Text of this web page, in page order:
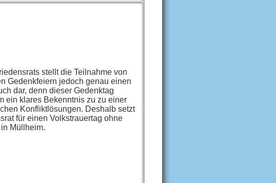
stellt die Teilnahme von
Gedenkfeiern jedoch genau einen
dar, denn dieser Gedenktag
ein klares Bekenntnis zu zu einer
Konfliktlösungen. Deshalb setzt
für einen Volkstrauertag ohne
Müllheim.